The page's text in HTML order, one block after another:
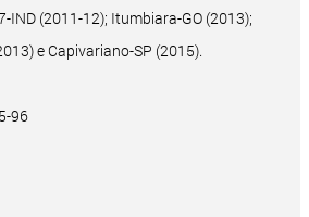
IND (2011-12); Itumbiara-GO (2013);
e Capivariano-SP (2015).
96